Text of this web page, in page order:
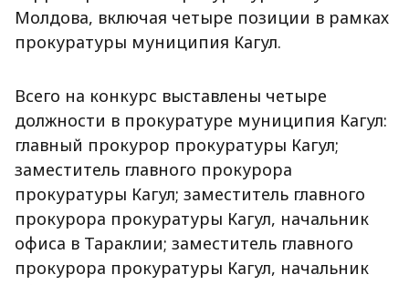
Молдова, включая четыре позиции в рамках
прокуратуры муниципия Кагул.
Всего на конкурс выставлены четыре
должности в прокуратуре муниципия Кагул:
главный прокурор прокуратуры Кагул;
заместитель главного прокурора
прокуратуры Кагул; заместитель главного
прокурора прокуратуры Кагул, начальник
офиса в Тараклии; заместитель главного
прокурора прокуратуры Кагул, начальник